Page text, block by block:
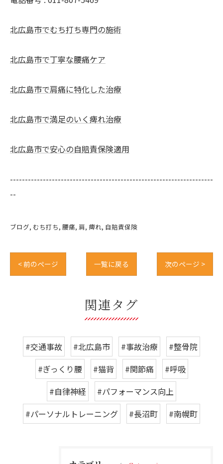
北広島市でむち打ち専門の施術
北広島市で丁寧な腰痛ケア
北広島市で肩痛に特化した治療
北広島市で満足のいく痺れ治療
北広島市で安心の自賠責保険適用
--------------------------------------------------------------------
--
ブログ むち打ち 腰痛 肩 痺れ 自賠責保険
< 前のページ 一覧に戻る 次のページ >
関連タグ
#交通事故 #北広島市 #事故治療
#整骨院
#ぎっくり腰
#猫背 #関節痛
#呼吸
#自律神経
#パフォーマンス向上
#パーソナルトレーニング
#長沼町 #南幌町